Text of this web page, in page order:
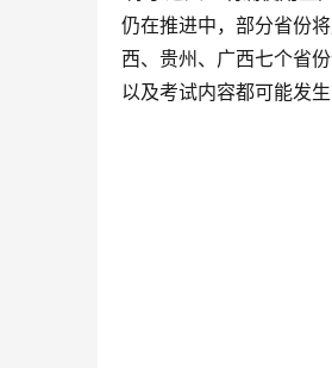
仍在推进中，部分省份
西、贵州、广西七个省
以及考试内容都可能发